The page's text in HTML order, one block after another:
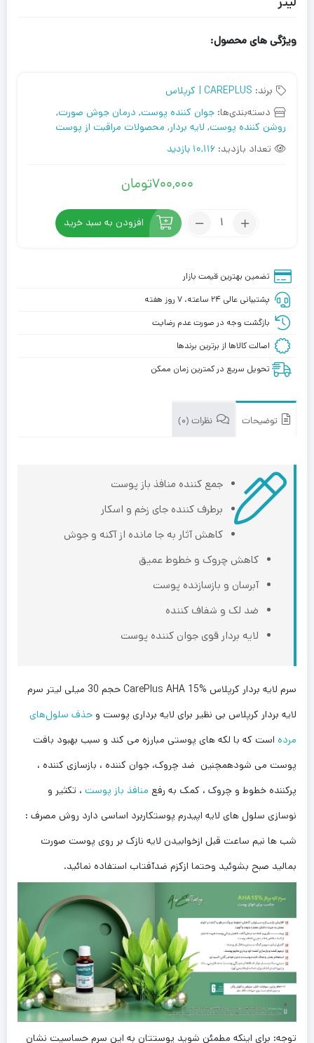
ویژگی های محصول:
برند: CAREPLUS | کرپلاس
دسته‌بندی‌ها: جوان کننده پوست, درمان جوش صورت,
روشن کننده پوست, لایه بردار, محصولات مراقبت از پوست
تعداد بازدید: 10,116 بازدید
700,000تومان
تعداد:
کرپلاس
AHA
15%
30
میلی
افزودن به سبد خرید
تضمین بهترین قیمت بازار
پشتیبانی عالی ۲۴ ساعته، ۷ روز هفته
بازگشت وجه در صورت عدم رضایت
اصالت کالاها از برترین برندها
تحویل سریع در کمترین زمان ممکن
توضیحات نظرات (0)
جمع کننده منافذ باز پوست
برطرف کننده جای زخم و اسکار
کاهش آثار به جا مانده از آکنه و جوش
کاهش چروک و خطوط عمیق
آبرسان و بازسازنده پوست
ضد لک و شفاف کننده
لایه بردار قوی جوان کننده پوست
سرم لایه بردار کرپلاس CarePlus AHA 15% حجم 30 میلی لیتر سرم
لایه بردار کرپلاس بی نظیر برای لایه برداری پوست و حذف سلول‌های
مرده است که با لکه های پوستی مبارزه می کند و سبب بهبود بافت
پوست می شودهمچنین ضد چروک، جوان کننده ، بازسازی کننده ،
پرکننده خطوط و چروک ، کمک به رفع منافذ باز پوست ، تکثیر و
نوسازی سلول های لایه اپیدرم پوستکاربرد اساسی دارد روش مصرف :
شب ها نیم ساعت قبل ازخوابیدن لایه نازک بر روی پوست صورت
بمالید صبح بشوئید وحتما ازکزم ضدآفتاب استفاده نمائید.
توجه: برای اینکه مطمئن شوید پوستتان به این سرم حساسیت نشان